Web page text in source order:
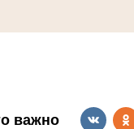
важно